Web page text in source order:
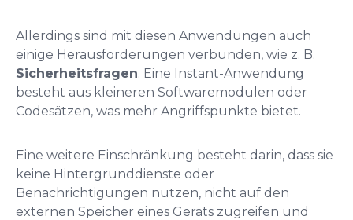
Allerdings sind mit diesen Anwendungen auch
einige Herausforderungen verbunden, wie z. B.
Sicherheitsfragen. Eine Instant-Anwendung
besteht aus kleineren Softwaremodulen oder
Codesätzen, was mehr Angriffspunkte bietet.
Eine weitere Einschränkung besteht darin, dass sie
keine Hintergrunddienste oder
Benachrichtigungen nutzen, nicht auf den
externen Speicher eines Geräts zugreifen und